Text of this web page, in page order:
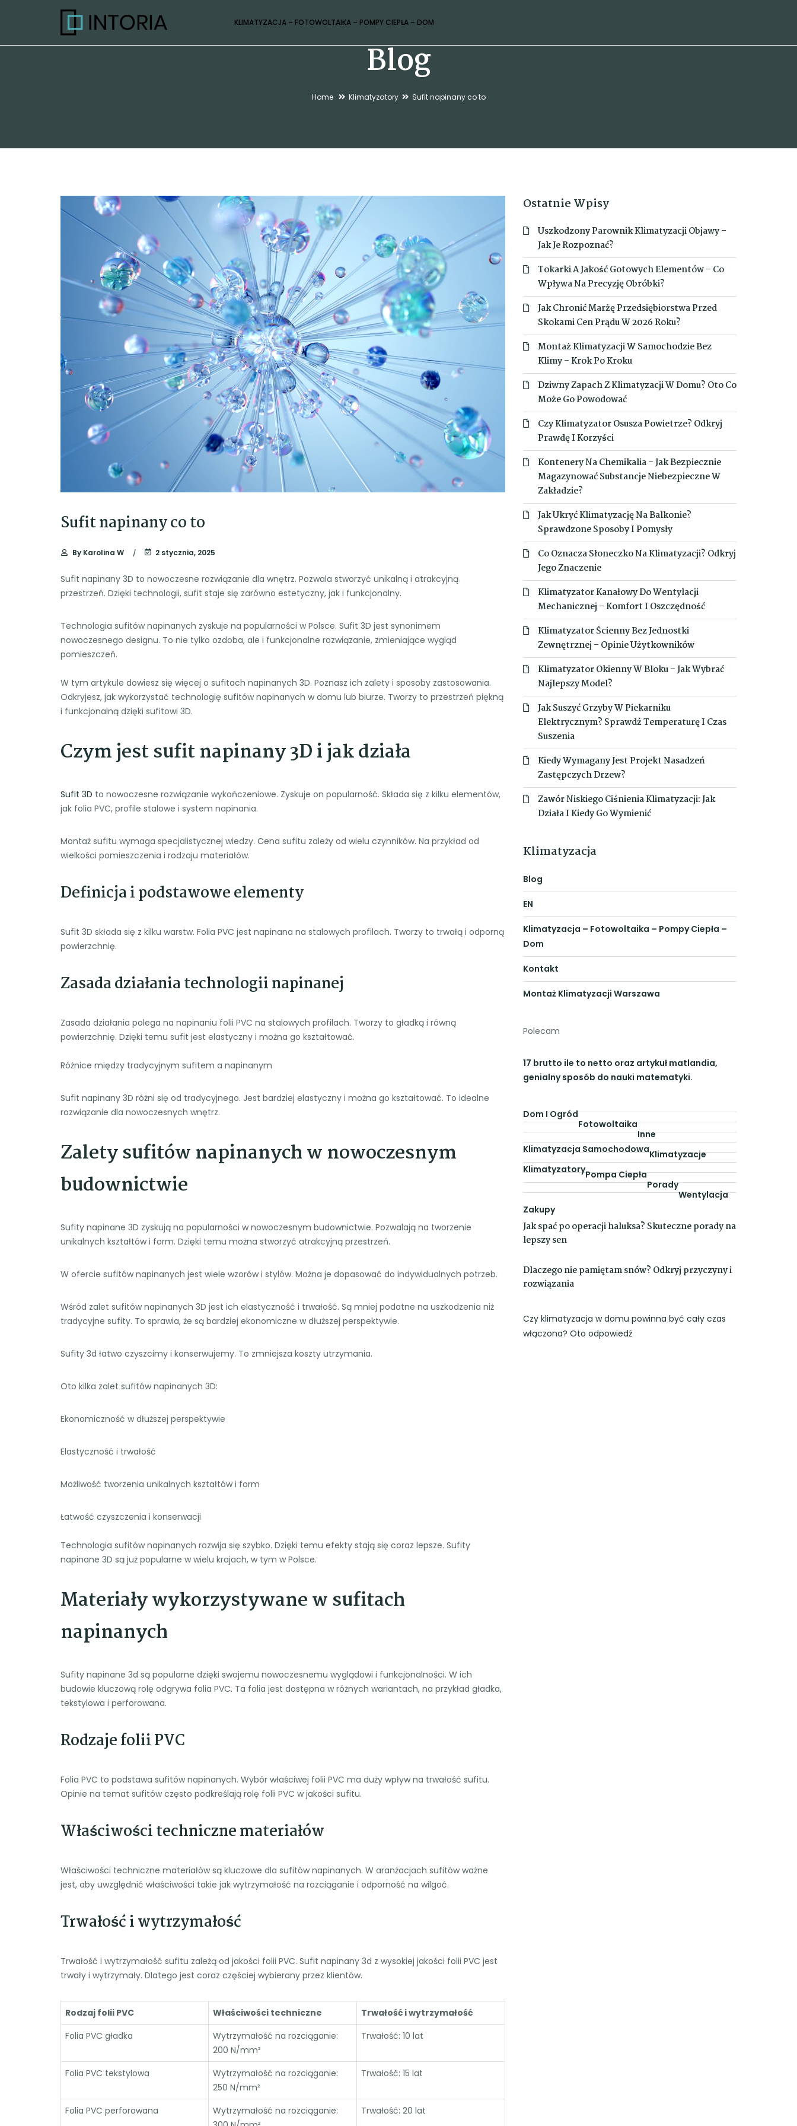
KLIMATYZACJA – FOTOWOLTAIKA – POMPY CIEPŁA – DOM
Blog
Home Klimatyzatory Sufit napinany co to
Sufit napinany co to
By Karolina W 2 stycznia, 2025
Sufit napinany 3D to nowoczesne rozwiązanie dla wnętrz. Pozwala stworzyć unikalną i atrakcyjną
przestrzeń. Dzięki technologii, sufit staje się zarówno estetyczny, jak i funkcjonalny.
Technologia sufitów napinanych zyskuje na popularności w Polsce. Sufit 3D jest synonimem
nowoczesnego designu. To nie tylko ozdoba, ale i funkcjonalne rozwiązanie, zmieniające wygląd
pomieszczeń.
W tym artykule dowiesz się więcej o sufitach napinanych 3D. Poznasz ich zalety i sposoby zastosowania.
Odkryjesz, jak wykorzystać technologię sufitów napinanych w domu lub biurze. Tworzy to przestrzeń piękną
i funkcjonalną dzięki sufitowi 3D.
Czym jest sufit napinany 3D i jak działa
Sufit 3D to nowoczesne rozwiązanie wykończeniowe. Zyskuje on popularność. Składa się z kilku elementów,
jak folia PVC, profile stalowe i system napinania.
Montaż sufitu wymaga specjalistycznej wiedzy. Cena sufitu zależy od wielu czynników. Na przykład od
wielkości pomieszczenia i rodzaju materiałów.
Definicja i podstawowe elementy
Sufit 3D składa się z kilku warstw. Folia PVC jest napinana na stalowych profilach. Tworzy to trwałą i odporną
powierzchnię.
Zasada działania technologii napinanej
Zasada działania polega na napinaniu folii PVC na stalowych profilach. Tworzy to gładką i równą
powierzchnię. Dzięki temu sufit jest elastyczny i można go kształtować.
Różnice między tradycyjnym sufitem a napinanym
Sufit napinany 3D różni się od tradycyjnego. Jest bardziej elastyczny i można go kształtować. To idealne
rozwiązanie dla nowoczesnych wnętrz.
Zalety sufitów napinanych w nowoczesnym
budownictwie
Sufity napinane 3D zyskują na popularności w nowoczesnym budownictwie. Pozwalają na tworzenie
unikalnych kształtów i form. Dzięki temu można stworzyć atrakcyjną przestrzeń.
W ofercie sufitów napinanych jest wiele wzorów i stylów. Można je dopasować do indywidualnych potrzeb.
Wśród zalet sufitów napinanych 3D jest ich elastyczność i trwałość. Są mniej podatne na uszkodzenia niż
tradycyjne sufity. To sprawia, że są bardziej ekonomiczne w dłuższej perspektywie.
Sufity 3d łatwo czyszcimy i konserwujemy. To zmniejsza koszty utrzymania.
Oto kilka zalet sufitów napinanych 3D:
Ekonomiczność w dłuższej perspektywie
Elastyczność i trwałość
Możliwość tworzenia unikalnych kształtów i form
Łatwość czyszczenia i konserwacji
Technologia sufitów napinanych rozwija się szybko. Dzięki temu efekty stają się coraz lepsze. Sufity
napinane 3D są już popularne w wielu krajach, w tym w Polsce.
Materiały wykorzystywane w sufitach
napinanych
Sufity napinane 3d są popularne dzięki swojemu nowoczesnemu wyglądowi i funkcjonalności. W ich
budowie kluczową rolę odgrywa folia PVC. Ta folia jest dostępna w różnych wariantach, na przykład gładka,
tekstylowa i perforowana.
Rodzaje folii PVC
Folia PVC to podstawa sufitów napinanych. Wybór właściwej folii PVC ma duży wpływ na trwałość sufitu.
Opinie na temat sufitów często podkreślają rolę folii PVC w jakości sufitu.
Właściwości techniczne materiałów
Właściwości techniczne materiałów są kluczowe dla sufitów napinanych. W aranżacjach sufitów ważne
jest, aby uwzględnić właściwości takie jak wytrzymałość na rozciąganie i odporność na wilgoć.
Trwałość i wytrzymałość
Trwałość i wytrzymałość sufitu zależą od jakości folii PVC. Sufit napinany 3d z wysokiej jakości folii PVC jest
trwały i wytrzymały. Dlatego jest coraz częściej wybierany przez klientów.
Rodzaj folii PVC Właściwości techniczne
Trwałość i wytrzymałość
Folia PVC gładka
Wytrzymałość na rozciąganie:
200 N/mm²
Trwałość: 10 lat
Folia PVC tekstylowa
Wytrzymałość na rozciąganie:
250 N/mm²
Trwałość: 15 lat
Folia PVC perforowana
Wytrzymałość na rozciąganie:
Trwałość: 20 lat
Ostatnie Wpisy
Uszkodzony Parownik Klimatyzacji Objawy –
Jak Je Rozpoznać?
Tokarki A Jakość Gotowych Elementów – Co
Wpływa Na Precyzję Obróbki?
Jak Chronić Marżę Przedsiębiorstwa Przed
Skokami Cen Prądu W 2026 Roku?
Montaż Klimatyzacji W Samochodzie Bez
Klimy – Krok Po Kroku
Dziwny Zapach Z Klimatyzacji W Domu? Oto Co
Może Go Powodować
Czy Klimatyzator Osusza Powietrze? Odkryj
Prawdę I Korzyści
Kontenery Na Chemikalia – Jak Bezpiecznie
Magazynować Substancje Niebezpieczne W
Zakładzie?
Jak Ukryć Klimatyzację Na Balkonie?
Sprawdzone Sposoby I Pomysły
Co Oznacza Słoneczko Na Klimatyzacji? Odkryj
Jego Znaczenie
Klimatyzator Kanałowy Do Wentylacji
Mechanicznej – Komfort I Oszczędność
Klimatyzator Ścienny Bez Jednostki
Zewnętrznej – Opinie Użytkowników
Klimatyzator Okienny W Bloku – Jak Wybrać
Najlepszy Model?
Jak Suszyć Grzyby W Piekarniku
Elektrycznym? Sprawdź Temperaturę I Czas
Suszenia
Kiedy Wymagany Jest Projekt Nasadzeń
Zastępczych Drzew?
Zawór Niskiego Ciśnienia Klimatyzacji: Jak
Działa I Kiedy Go Wymienić
Klimatyzacja
Blog
EN
Klimatyzacja – Fotowoltaika – Pompy Ciepła –
Dom
Kontakt
Montaż Klimatyzacji Warszawa
Polecam
17 brutto ile to netto oraz artykuł matlandia,
genialny sposób do nauki matematyki.
Dom I Ogród
Fotowoltaika
Inne
Klimatyzacja SamochodowaKlimatyzacje
KlimatyzatoryPompa Ciepła
Porady
Wentylacja
Zakupy
Jak spać po operacji haluksa? Skuteczne porady na
lepszy sen
Dlaczego nie pamiętam snów? Odkryj przyczyny i
rozwiązania
Czy klimatyzacja w domu powinna być cały czas
włączona? Oto odpowiedź